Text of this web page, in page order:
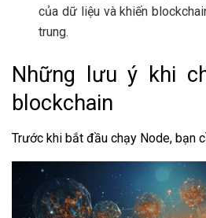
của dữ liệu và khiến
trung.
Những lưu ý khi
blockchain
Trước khi bắt đầu chạy Node, bạn